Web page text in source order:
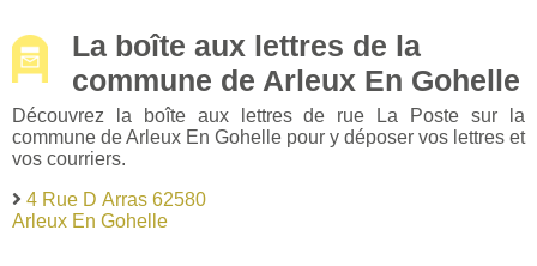
La boîte aux lettres de la
commune de Arleux En Gohelle
Découvrez la boîte aux lettres de rue La Poste sur la
commune de Arleux En Gohelle pour y déposer vos lettres et
vos courriers.
4 Rue D Arras 62580
Arleux En Gohelle